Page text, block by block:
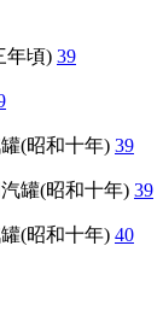
年頃) 39
(昭和十年) 39
罐(昭和十年) 39
(昭和十年) 40